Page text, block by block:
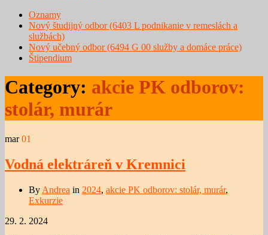
Oznamy
Nový študijný odbor (6403 L podnikanie v remeslách a
službách)
Nový učebný odbor (6494 G 00 služby a domáce práce)
Štipendium
Category: akcie PK odborov:
stolár, murár
mar 01
Vodná elektráreň v Kremnici
By Andrea in 2024, akcie PK odborov: stolár, murár,
Exkurzie
29. 2. 2024